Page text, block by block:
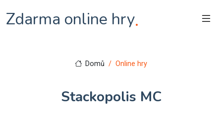
Zdarma online hry.
Domů Online hry
Stackopolis MC